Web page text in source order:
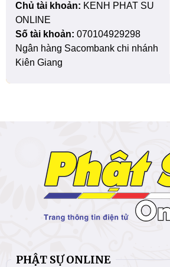
Chủ tài khoản: KENH PHAT SU
ONLINE
Số tài khoản: 070104929298
Ngân hàng Sacombank chi nhánh
Kiên Giang
PHẬT SỰ ONLINE